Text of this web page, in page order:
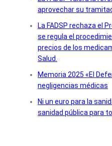
aprovechar su
La FADSP rechaza el
se regula el
precios de los
Salud.
Memoria 2025 «El
negligencias médicas
Ni un euro para la
sanidad pública para